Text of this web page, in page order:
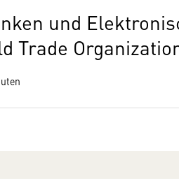
und
Trade